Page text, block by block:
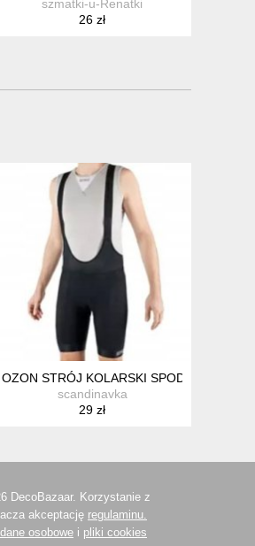
szmatki-u-Renatki
26 zł
Z WKŁADKĄ M
OZON STRÓJ KOLARSKI SPODENKI
scandinavka
29 zł
DecoBazaar. Korzystanie z
akceptację regulaminu.
dane osobowe i pliki cookies